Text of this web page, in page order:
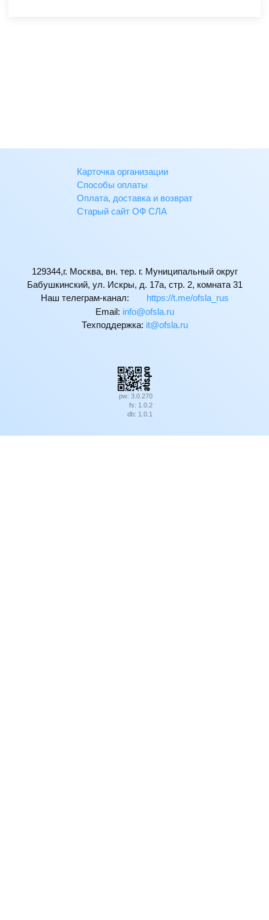
Карточка организации
Способы оплаты
Оплата, доставка и возврат
Старый сайт ОФ СЛА
129344,г. Москва, вн. тер. г. Муниципальный округ
Бабушкинский, ул. Искры, д. 17а, стр. 2, комната 31
Наш телеграм-канал:
https://t.me/ofsla_rus
Email: ur.alsfo@ofni
Техподдержка: ur.alsfo@ti
pw: 3.0.270
fs: 1.0.2
db: 1.0.1